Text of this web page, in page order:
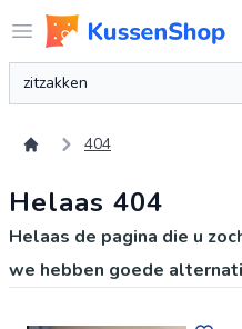
Open menu
Logo www.kussenshop.nl
Zoeken
404
Helaas 404
Helaas de pagina die u
we hebben goede